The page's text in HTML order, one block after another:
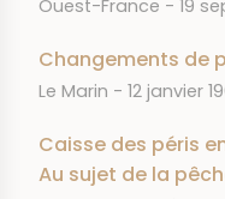
Ouest-France 19
Changements de
JOURNAL
Le Marin DATE
12 janvier
Caisse des péris
Au sujet de la